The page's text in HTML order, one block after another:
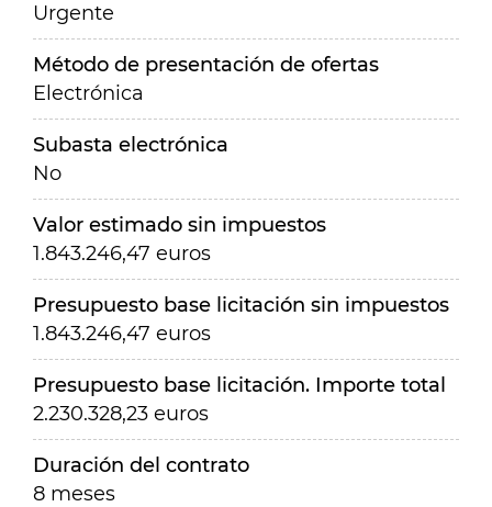
Urgente
Método de presentación de ofertas
Electrónica
Subasta electrónica
No
Valor estimado sin impuestos
1.843.246,47 euros
Presupuesto base licitación sin impuestos
1.843.246,47 euros
Presupuesto base licitación. Importe total
2.230.328,23 euros
Duración del contrato
8 meses